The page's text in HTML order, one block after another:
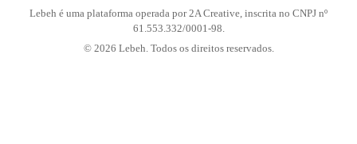
Lebeh é uma plataforma operada por 2A Creative, inscrita no CNPJ nº
61.553.332/0001-98.
© 2026 Lebeh. Todos os direitos reservados.